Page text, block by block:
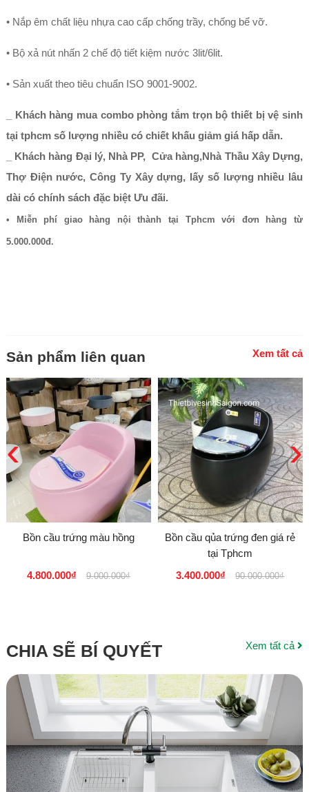
• Nắp êm chất liệu nhựa cao cấp chống trầy, chống bể vỡ.
• Bộ xả nút nhấn 2 chế độ tiết kiệm nước 3lit/6lit.
• Sản xuất theo tiêu chuẩn ISO 9001-9002.
_ Khách hàng mua combo phòng tắm trọn bộ thiết bị vệ sinh
tại tphcm số lượng nhiều có chiết khấu giảm giá hấp dẫn.
_ Khách hàng Đại lý, Nhà PP, Cửa hàng,Nhà Thầu Xây Dựng,
Thợ Điện nước, Công Ty Xây dựng, lấy số lượng nhiều lâu
dài có chính sách đặc biệt Ưu đãi.
• Miễn phí giao hàng nội thành tại Tphcm với đơn hàng từ
5.000.000đ.
Sản phẩm liên quan Xem tất cả
Bồn cầu trứng màu hồng
4.800.000₫ 9.000.000₫
Bồn cầu qủa trứng đen giá rẻ
tại Tphcm
3.400.000₫
90.000.000₫
‹ ›
CHIA SẼ BÍ QUYẾT Xem tất cả